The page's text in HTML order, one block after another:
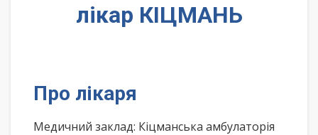
лікар КІЦМАНЬ
Про лікаря
Медичний заклад: Кіцманська амбулаторія